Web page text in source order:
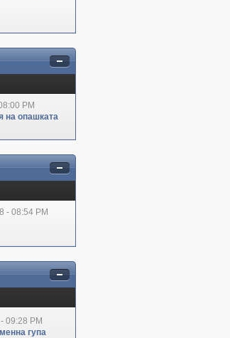
PM
на опашката
- 08:54 PM
09:28 PM
гупа